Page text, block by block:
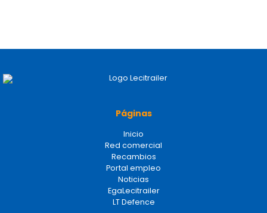
Páginas
Inicio
Red comercial
Recambios
Portal empleo
Noticias
EgaLecitrailer
LT Defence